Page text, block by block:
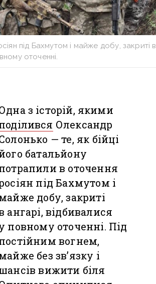
під Бахмутом і майже добу, закриті в
оточенні.
з історій, якими
Олександр
— те, як бійці
батальйону
в оточення
під Бахмутом і
добу, закриті
ангарі, відбивалися
повному оточенні. Під
вогнем,
без зв’язку і
вижити біля